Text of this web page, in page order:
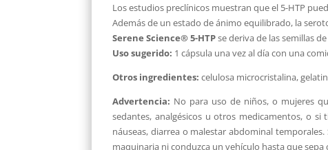
Los estudios preclínicos muestran que el 5-HTP
Además de un estado de ánimo equilibrado, la
Serene Science® 5-HTPse deriva de las semillas
Uso sugerido: 1 cápsula una vez al día con una
Otros ingredientes: celulosa microcristalina,
Advertencia: No para uso de niños, o mujeres
sedantes, analgésicos u otros medicamentos, o
náuseas, diarrea o malestar abdominal
maquinaria ni conduzca un vehículo hasta que sepa